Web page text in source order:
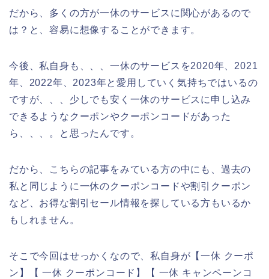
だから、多くの方が一休のサービスに関心があるので
は？と、容易に想像することができます。
今後、私自身も、、、一休のサービスを2020年、2021
年、2022年、2023年と愛用していく気持ちではいるの
ですが、、、少しでも安く一休のサービスに申し込み
できるようなクーポンやクーポンコードがあった
ら、、、。と思ったんです。
だから、こちらの記事をみている方の中にも、過去の
私と同じように一休のクーポンコードや割引クーポン
など、お得な割引セール情報を探している方もいるか
もしれません。
そこで今回はせっかくなので、私自身が【一休 クーポ
ン】【 一休 クーポンコード】【 一休 キャンペーンコ